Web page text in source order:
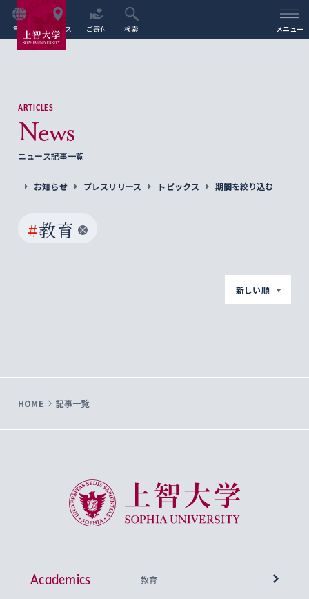
言語 アクセス ご寄付 検索 メニュー
ARTICLES
News
ニュース記事一覧
お知らせ プレスリリース トピックス 期間を絞り込む
#教育
新しい順
HOME 記事一覧
上智大学 Sophia University
Academics 教育